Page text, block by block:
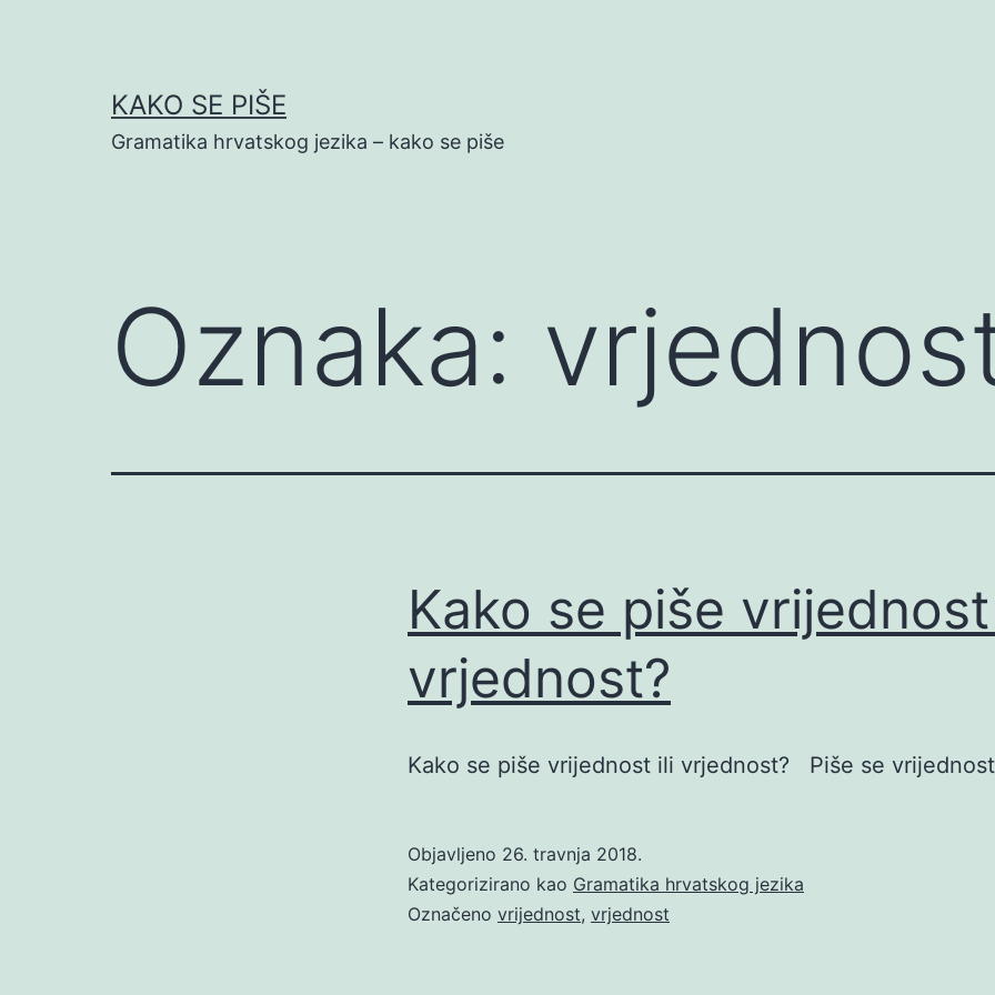
KAKO SE PIŠE
Gramatika hrvatskog jezika – kako se piše
Oznaka:
Kako se piše
vrjednost?
Kako se piše vrijednost ili vrjednost? Piše se
Objavljeno 26. travnja 2018.
Kategorizirano kao Gramatika hrvatskog jezika
Označeno vrijednost, vrjednost